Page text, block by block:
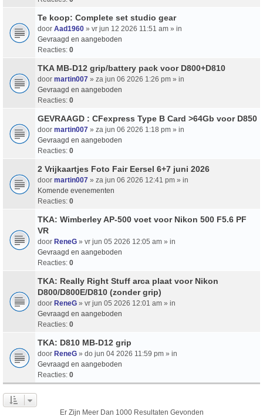
Te koop: Complete set studio gear
door Aad1960 » vr jun 12 2026 11:51 am » in
Gevraagd en aangeboden
Reacties: 0
TKA MB-D12 grip/battery pack voor D800+D810
door martin007 » za jun 06 2026 1:26 pm » in
Gevraagd en aangeboden
Reacties: 0
GEVRAAGD : CFexpress Type B Card >64Gb voor D850
door martin007 » za jun 06 2026 1:18 pm » in
Gevraagd en aangeboden
Reacties: 0
2 Vrijkaartjes Foto Fair Eersel 6+7 juni 2026
door martin007 » za jun 06 2026 12:41 pm » in
Komende evenementen
Reacties: 0
TKA: Wimberley AP-500 voet voor Nikon 500 F5.6 PF
VR
door ReneG » vr jun 05 2026 12:05 am » in
Gevraagd en aangeboden
Reacties: 0
TKA: Really Right Stuff arca plaat voor Nikon
D800/D800E/D810 (zonder grip)
door ReneG » vr jun 05 2026 12:01 am » in
Gevraagd en aangeboden
Reacties: 0
TKA: D810 MB-D12 grip
door ReneG » do jun 04 2026 11:59 pm » in
Gevraagd en aangeboden
Reacties: 0
Er Zijn Meer Dan 1000 Resultaten Gevonden